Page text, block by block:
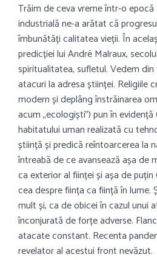
Trăim de ceva vreme într-o
industrială ne-a arătat că
îmbunătăți calitatea vieții. În
predicției lui André Malraux,
spiritualitatea, sufletul. Vedem
atacuri la adresa științei. Religiile
modern și deplâng înstrăinarea
acum „ecologiști”) pun în
habitatului uman realizată cu
știință și predică reîntoarcerea la
întreabă de ce avansează așa de
ca exterior al ființei și așa de puțin
cea despre ființa ca ființă în lume.
mult și, ca de obicei în cazul unui
înconjurată de forțe adverse.
atacate constant. Recenta
revelator al acestui front nevăzut.